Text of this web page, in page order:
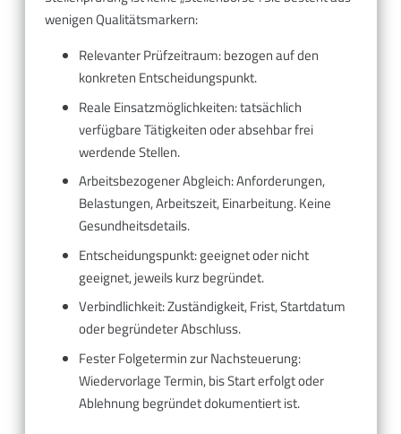
wenigen Qualitätsmarkern:
Relevanter Prüfzeitraum: bezogen auf den
konkreten Entscheidungspunkt.
Reale Einsatzmöglichkeiten: tatsächlich
verfügbare Tätigkeiten oder absehbar frei
werdende Stellen.
Arbeitsbezogener Abgleich: Anforderungen,
Belastungen, Arbeitszeit, Einarbeitung. Keine
Gesundheitsdetails.
Entscheidungspunkt: geeignet oder nicht
geeignet, jeweils kurz begründet.
Verbindlichkeit: Zuständigkeit, Frist, Startdatum
oder begründeter Abschluss.
Fester Folgetermin zur Nachsteuerung:
Wiedervorlage Termin, bis Start erfolgt oder
Ablehnung begründet dokumentiert ist.